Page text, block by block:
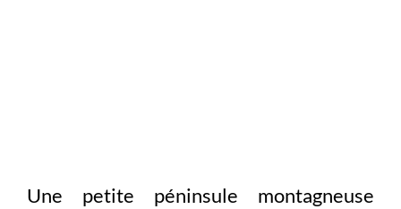
Une petite péninsule montagneuse